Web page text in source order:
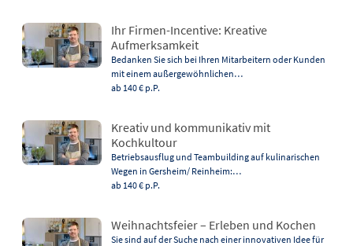
Ihr Firmen-Incentive: Kreative
Aufmerksamkeit
Bedanken Sie sich bei Ihren Mitarbeitern oder Kunden
mit einem außergewöhnlichen…
ab 140 € p.P.
Kreativ und kommunikativ mit
Kochkultour
Betriebsausflug und Teambuilding auf kulinarischen
Wegen in Gersheim/ Reinheim:…
ab 140 € p.P.
Weihnachtsfeier – Erleben und Kochen
Sie sind auf der Suche nach einer innovativen Idee für